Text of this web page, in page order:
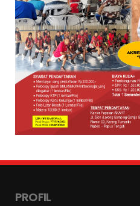
PROFIL